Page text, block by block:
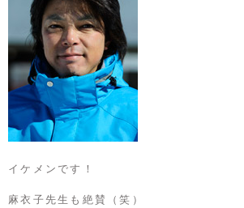
イケメンです！
麻衣子先生も絶賛（笑）